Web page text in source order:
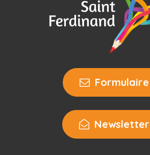
Formulaire
Newsletter